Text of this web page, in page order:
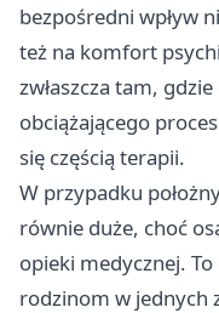
bezpośredni wpływ
też na komfort
zwłaszcza tam,
obciążającego
się częścią terapii.
W przypadku
równie duże, choć
opieki medycznej.
rodzinom w jednych